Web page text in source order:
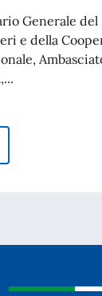
Generale
e della
sessione delle